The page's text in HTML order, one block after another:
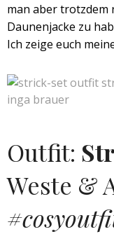
man aber trotzdem
Daunenjacke zu
Ich zeige euch
Outfit:
Weste &